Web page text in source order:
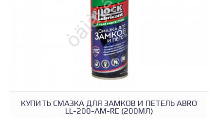
КУПИТЬ СМАЗКА ДЛЯ ЗАМКОВ И ПЕТЕЛЬ ABRO
LL-200-AM-RE (200МЛ)